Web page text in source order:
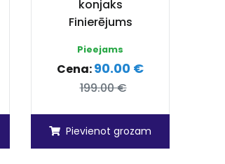
konjaks
Finierējums
Pieejams
Cena:90.00 €
199.00 €
Pievienot grozam